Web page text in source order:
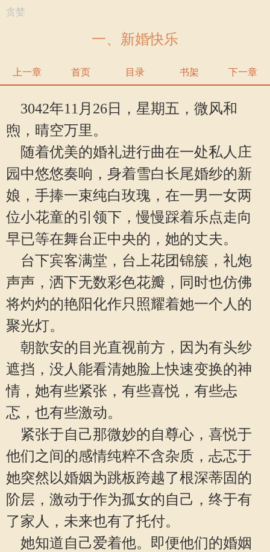
贪婪
一、新婚快乐
上一章 首页 目录 书架 下一章
3042年11月26日，星期五，微风和
煦，晴空万里。
随着优美的婚礼进行曲在一处私人庄
园中悠悠奏响，身着雪白长尾婚纱的新
娘，手捧一束纯白玫瑰，在一男一女两
位小花童的引领下，慢慢踩着乐点走向
早已等在舞台正中央的，她的丈夫。
台下宾客满堂，台上花团锦簇，礼炮
声声，洒下无数彩色花瓣，同时也仿佛
将灼灼的艳阳化作只照耀着她一个人的
聚光灯。
朝歆安的目光直视前方，因为有头纱
遮挡，没人能看清她脸上快速变换的神
情，她有些紧张，有些喜悦，有些忐
忑，也有些激动。
紧张于自己那微妙的自尊心，喜悦于
他们之间的感情纯粹不含杂质，忐忑于
她突然以婚姻为跳板跨越了根深蒂固的
阶层，激动于作为孤女的自己，终于有
了家人，未来也有了托付。
她知道自己爱着他。即便他们的婚姻